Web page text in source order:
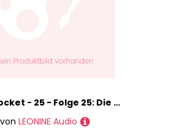
Polly Pocket - 25 - Folge 25: Die Macht des Medaillons - Teil 1 - Maike Prestin (Hörbuch-Download)
von LEONINE Audio